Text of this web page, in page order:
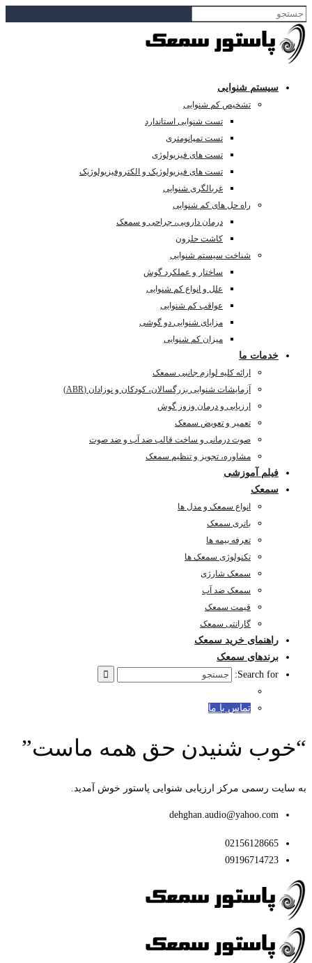
شنوایی
تشخیص کم شنوایی
تست شنوایی استاندارد
تست تمپانومتری
تست های فیزیولوژی
تست های فیزیولوژیک و الکتروفیزیولوژیک
غربالگری شنوایی
راه حل های کم شنوایی
درمان دارویی، جراحی و سمعک
کاشت حلزون
شناخت سیستم شنوایی
ساختار و عملکرد گوش
علل و انواع کم شنوایی
عواقب کم شنوایی
مزایای شنوایی دو گوشی
میزان کم شنوایی
ما
ارائه کلیه لوازم جانبی سمعک
آزمایشات شنوایی بزرگسالان، کودکان و نوزادان (ABR)
ارزیابی و درمان وزوز گوش
تعمیر و تعویض سمعک
صوت درمانی و ساخت قالب ضد آب و ضد صوت
مشاوره، تجویز و تنظیم سمعک
آموزشی
انواع سمعک و مدل ها
باتری سمعک
تعرفه بیمه ها
تکنولوژی سمعک ها
سمعک شارژی
سمعک ضد آب
قیمت سمعک
گارانتی سمعک
خرید سمعک
سمعک
Search
تماس با ما
شنیدن حق همه ماست”
مرکز ارزیابی شنوایی پاستور خوش آمدید.